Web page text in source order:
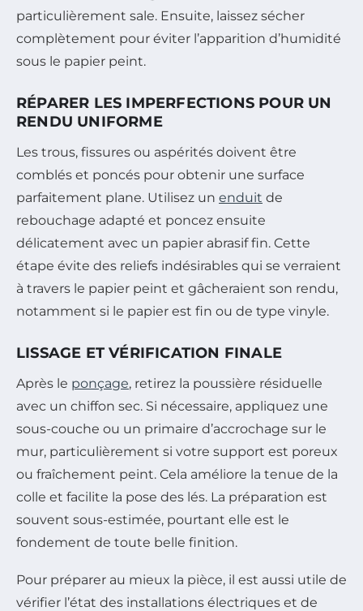
particulièrement sale. Ensuite, laissez sécher
complètement pour éviter l’apparition d’humidité
sous le papier peint.
RÉPARER LES IMPERFECTIONS POUR UN
RENDU UNIFORME
Les trous, fissures ou aspérités doivent être
comblés et poncés pour obtenir une surface
parfaitement plane. Utilisez un enduit de
rebouchage adapté et poncez ensuite
délicatement avec un papier abrasif fin. Cette
étape évite des reliefs indésirables qui se verraient
à travers le papier peint et gâcheraient son rendu,
notamment si le papier est fin ou de type vinyle.
LISSAGE ET VÉRIFICATION FINALE
Après le ponçage, retirez la poussière résiduelle
avec un chiffon sec. Si nécessaire, appliquez une
sous-couche ou un primaire d’accrochage sur le
mur, particulièrement si votre support est poreux
ou fraîchement peint. Cela améliore la tenue de la
colle et facilite la pose des lés. La préparation est
souvent sous-estimée, pourtant elle est le
fondement de toute belle finition.
Pour préparer au mieux la pièce, il est aussi utile de
vérifier l’état des installations électriques et de